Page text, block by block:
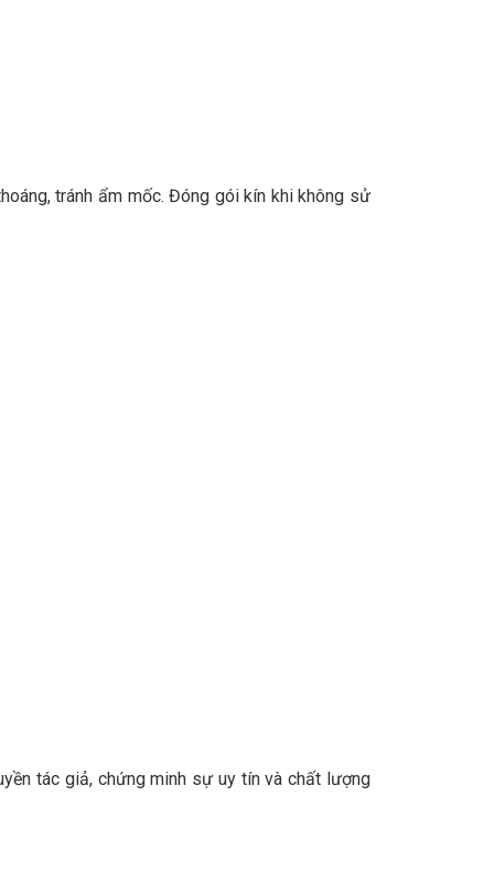
tránh ẩm mốc. Đóng gói kín khi không sử
tác giả, chứng minh sự uy tín và chất lượng